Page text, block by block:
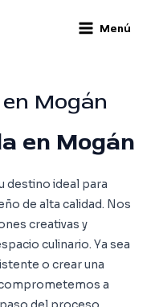
Menu
Menú
Mogán
en Mogán
destino ideal para
de alta calidad. Nos
creativas y
culinario. Ya sea
o crear una
a